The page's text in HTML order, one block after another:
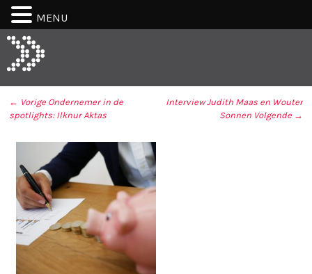
BERICHT NAVIGATIE
← VorigeOndernemer in de
spotlights: Ilknur Aktas
Interview Judith Maas en Wouter
Sonnen Volgende →
MENU